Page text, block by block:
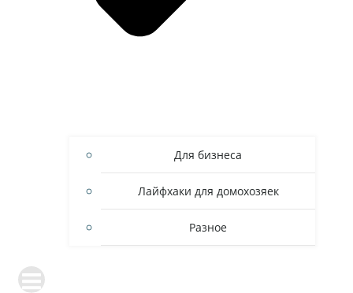
Для бизнеса
Лайфхаки для домохозяек
Разное